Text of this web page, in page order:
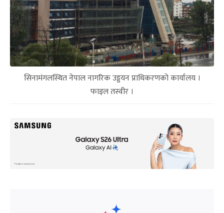
सिनामंगलस्थित नेपाल नागरिक उड्डयन प्राधिकरणको कार्यालय ।
फाइल तस्वीर ।